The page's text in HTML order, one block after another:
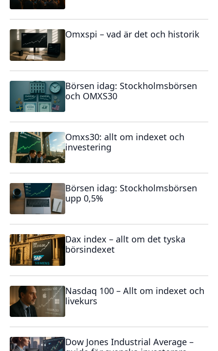
Omxspi – vad är det och historik
Börsen idag: Stockholmsbörsen
och OMXS30
Omxs30: allt om indexet och
investering
Börsen idag: Stockholmsbörsen
upp 0,5%
Dax index – allt om det tyska
börsindexet
Nasdaq 100 – Allt om indexet och
livekurs
Dow Jones Industrial Average –